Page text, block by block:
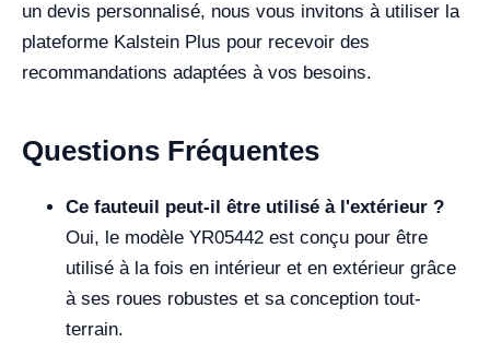
un devis personnalisé, nous vous invitons à utiliser la
plateforme Kalstein Plus pour recevoir des
recommandations adaptées à vos besoins.
Questions Fréquentes
Ce fauteuil peut-il être utilisé à l'extérieur ?
Oui, le modèle YR05442 est conçu pour être
utilisé à la fois en intérieur et en extérieur grâce
à ses roues robustes et sa conception tout-
terrain.